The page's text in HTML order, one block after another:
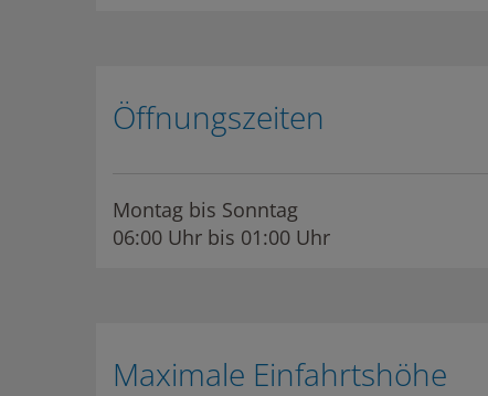
Öffnungszeiten
Montag bis Sonntag
06:00 Uhr bis 01:00 Uhr
Maximale Einfahrtshöhe